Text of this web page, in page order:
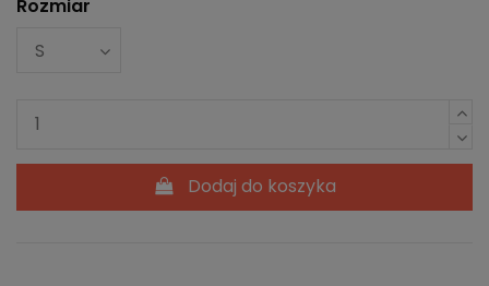
Rozmiar
Dodaj do koszyka